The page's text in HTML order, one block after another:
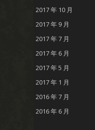
2017 年 10 月
2017 年 9 月
2017 年 7 月
2017 年 6 月
2017 年 5 月
2017 年 1 月
2016 年 7 月
2016 年 6 月